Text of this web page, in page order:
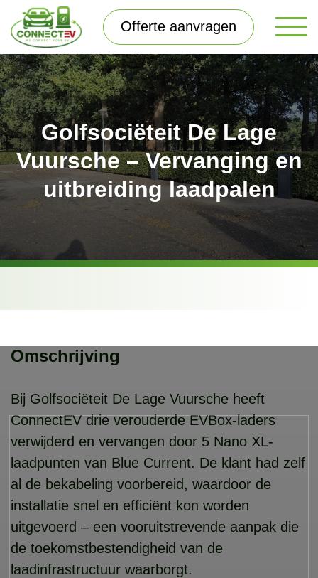
Offerte aanvragen
Golfsociëteit De Lage
Vuursche – Vervanging en
uitbreiding laadpalen
Omschrijving
Bij Golfsociëteit De Lage Vuursche heeft
ConnectEV drie verouderde EVBox-laders
verwijderd en vervangen door 5 Nano XL-
laadpunten van Blue Current. De klant had zelf
al de bekabeling voorbereid, waardoor de
installatie snel en efficiënt kon worden
uitgevoerd – een vooruitstrevende aanpak die
de toekomstbestendigheid van de
laadinfrastructuur waarborgt.